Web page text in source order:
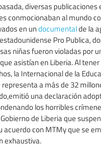
diversas publicaciones
conmocionaban al mundo
en un documentalde la
Pro Publica,
niñas fueron violadas por
asistían en Liberia. Al
la Internacional de la
a más de 32
una declaración
los horribles
de Liberia que
acuerdo con MTMy que se
exhaustiva.